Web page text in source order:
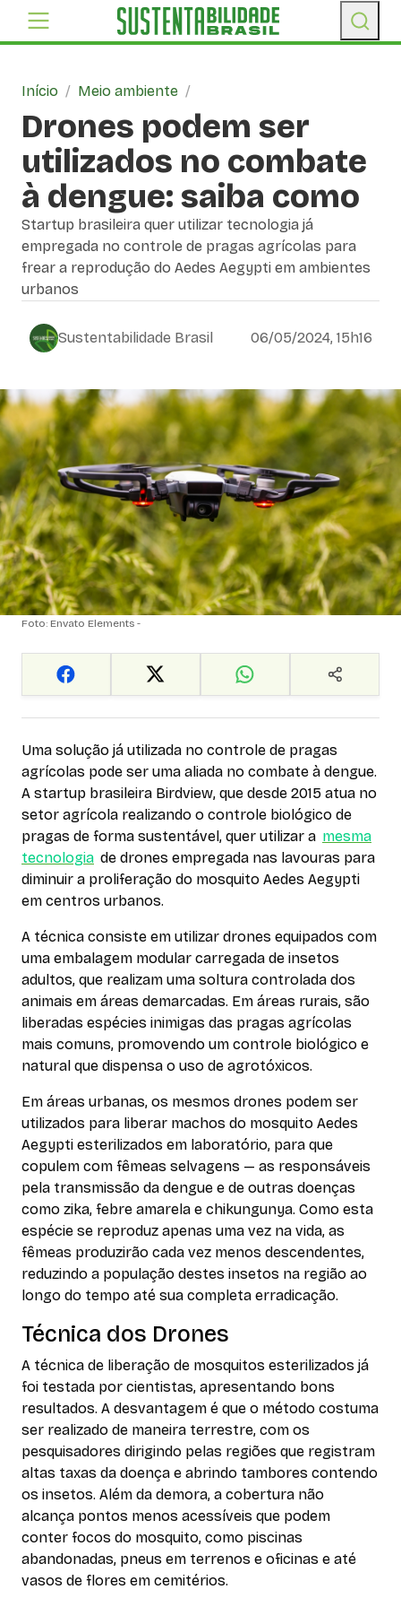
Início / Meio ambiente /
Drones podem ser
utilizados no combate
à dengue: saiba como
Startup brasileira quer utilizar tecnologia já
empregada no controle de pragas agrícolas para
frear a reprodução do Aedes Aegypti em ambientes
urbanos
Sustentabilidade Brasil 06/05/2024, 15h16
Foto: Envato Elements -
Uma solução já utilizada no controle de pragas
agrícolas pode ser uma aliada no combate à dengue.
A startup brasileira Birdview, que desde 2015 atua no
setor agrícola realizando o controle biológico de
pragas de forma sustentável, quer utilizar a mesma
tecnologia de drones empregada nas lavouras para
diminuir a proliferação do mosquito Aedes Aegypti
em centros urbanos.
A técnica consiste em utilizar drones equipados com
uma embalagem modular carregada de insetos
adultos, que realizam uma soltura controlada dos
animais em áreas demarcadas. Em áreas rurais, são
liberadas espécies inimigas das pragas agrícolas
mais comuns, promovendo um controle biológico e
natural que dispensa o uso de agrotóxicos.
Em áreas urbanas, os mesmos drones podem ser
utilizados para liberar machos do mosquito Aedes
Aegypti esterilizados em laboratório, para que
copulem com fêmeas selvagens — as responsáveis
pela transmissão da dengue e de outras doenças
como zika, febre amarela e chikungunya. Como esta
espécie se reproduz apenas uma vez na vida, as
fêmeas produzirão cada vez menos descendentes,
reduzindo a população destes insetos na região ao
longo do tempo até sua completa erradicação.
Técnica dos Drones
A técnica de liberação de mosquitos esterilizados já
foi testada por cientistas, apresentando bons
resultados. A desvantagem é que o método costuma
ser realizado de maneira terrestre, com os
pesquisadores dirigindo pelas regiões que registram
altas taxas da doença e abrindo tambores contendo
os insetos. Além da demora, a cobertura não
alcança pontos menos acessíveis que podem
conter focos do mosquito, como piscinas
abandonadas, pneus em terrenos e oficinas e até
vasos de flores em cemitérios.